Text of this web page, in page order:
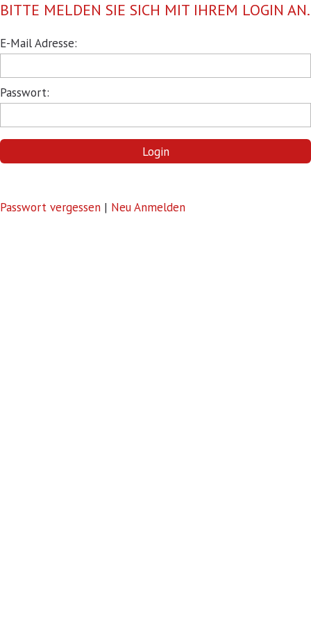
BITTE MELDEN SIE SICH MIT IHREM LOGIN AN.
Pflichtfeld
E-Mail Adresse:
Pflichtfeld
Passwort:
Login
Passwort vergessen | Neu Anmelden